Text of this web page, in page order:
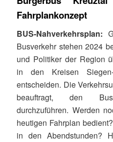
Fahrplankonzept
BUS-Nahverkehrsplan:
Busverkehr stehen 2024
und Politiker der Region
in den Kreisen
entscheiden. Die
beauftragt, den
durchzuführen. Werden
heutigen Fahrplan
in den Abendstunden?